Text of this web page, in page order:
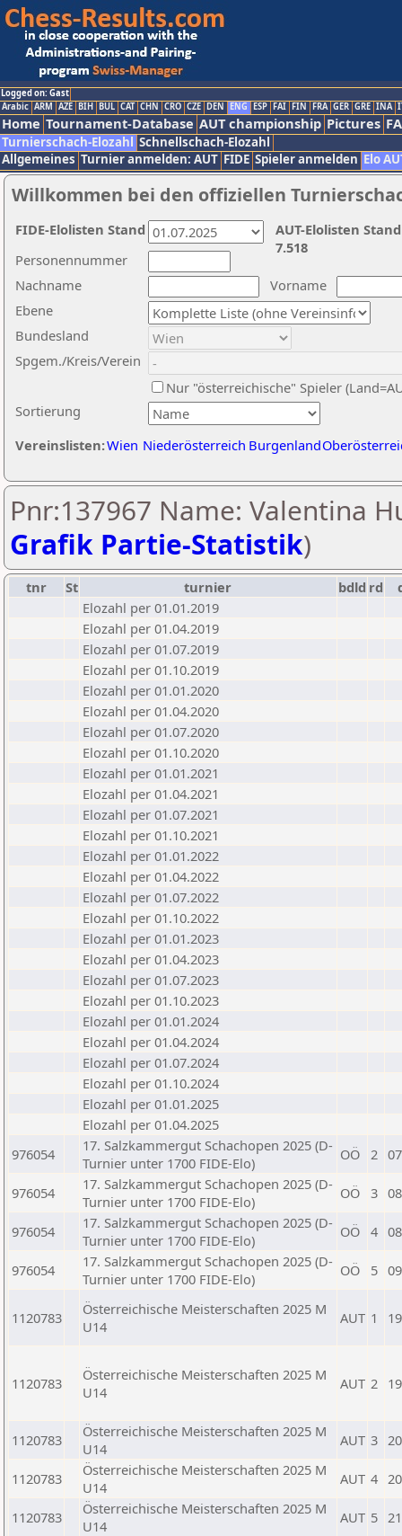
Logged on: Gast
Arabic ARM AZE BIH BUL CAT CHN CRO CZE DEN ENG ESP FAI FIN FRA GER GRE INA
Home Tournament-Database AUT championship Pictures
Turnierschach-Elozahl Schnellschach-Elozahl
Allgemeines Turnier anmelden: AUT FIDE Spieler anmelden Elo
Willkommen bei den offiziellen
Nachname
Vorname
Ebene
Sortierung
Personennummer
Bundesland
Spgem./Kreis/Verein
Nur "österreichische" Spieler
Vereinslisten:Wien Niederösterreich Burgenland
AUT-Elolisten
7.518
FIDE-Elolisten Stand
Pnr:137967 Name: Valentina
Grafik Partie-Statistik)
tnr St turnier bdld rd
Elozahl per 01.01.2019
Elozahl per 01.04.2019
Elozahl per 01.07.2019
Elozahl per 01.10.2019
Elozahl per 01.01.2020
Elozahl per 01.04.2020
Elozahl per 01.07.2020
Elozahl per 01.10.2020
Elozahl per 01.01.2021
Elozahl per 01.04.2021
Elozahl per 01.07.2021
Elozahl per 01.10.2021
Elozahl per 01.01.2022
Elozahl per 01.04.2022
Elozahl per 01.07.2022
Elozahl per 01.10.2022
Elozahl per 01.01.2023
Elozahl per 01.04.2023
Elozahl per 01.07.2023
Elozahl per 01.10.2023
Elozahl per 01.01.2024
Elozahl per 01.04.2024
Elozahl per 01.07.2024
Elozahl per 01.10.2024
Elozahl per 01.01.2025
Elozahl per 01.04.2025
976054
17. Salzkammergut Schachopen 2025 (D-
Turnier unter 1700 FIDE-Elo)
OÖ 2
976054
17. Salzkammergut Schachopen 2025 (D-
Turnier unter 1700 FIDE-Elo)
OÖ 3
976054
17. Salzkammergut Schachopen 2025 (D-
Turnier unter 1700 FIDE-Elo)
OÖ 4
976054
17. Salzkammergut Schachopen 2025 (D-
Turnier unter 1700 FIDE-Elo)
OÖ 5
1120783
Österreichische Meisterschaften 2025 M
U14
AUT 1
1120783
Österreichische Meisterschaften 2025 M
U14
AUT 2
1120783
Österreichische Meisterschaften 2025 M
U14
AUT 3
1120783
Österreichische Meisterschaften 2025 M
U14
AUT 4
1120783
Österreichische Meisterschaften 2025 M
U14
AUT 5